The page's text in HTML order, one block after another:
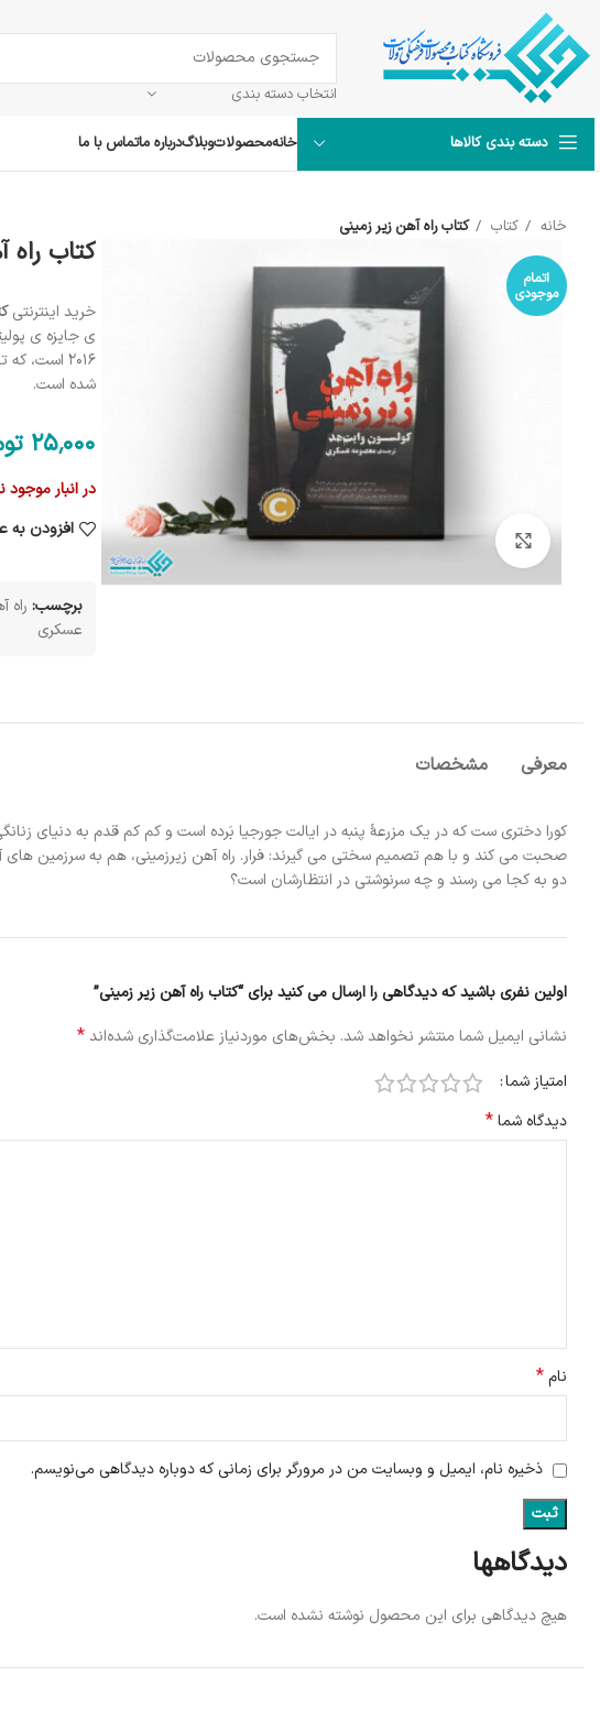
انتخاب دسته بندی
دسته بندی کالاها خانهمحصولاتوبلاگدرباره ماتماس با ما
خانه کتاب کتاب راه آهن زیر زمینی
اتمام
موجودی
بزرگنمایی تصویر
کتاب راه
خرید اینترنتی
2016
شده است.
25٬000
در انبار
افزودن به
برچسب: راه
عسکری
معرفی مشخصات
کورا دختری ست که در یک مزرعۀ پنبه در ایالت جورجیا بَرده است و کم کم قدم به دنیای
صحبت می کند و با هم تصمیم سختی می گیرند: فرار. راه آهن زیرزمینی، هم به سرزمین های
دو به کجا می رسند و چه سرنوشتی در انتظارشان است؟
دیدگاهها
هیچ دیدگاهی برای این محصول نوشته نشده است.
اولین نفری باشید که دیدگاهی را ارسال می کنید برای “کتاب راه آهن زیر زمینی”
نشانی ایمیل شما منتشر نخواهد شد. بخش‌های موردنیاز علامت‌گذاری شده‌اند*
امتیاز شما
دیدگاه شما*
نام*
ذخیره نام، ایمیل و وبسایت من در مرورگر برای زمانی که دوباره دیدگاهی می‌نویسم.